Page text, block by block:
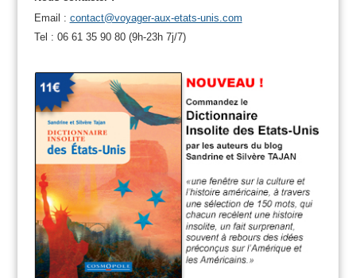
Email : contact@voyager-aux-etats-unis.com
Tel : 06 61 35 90 80 (9h-23h 7j/7)